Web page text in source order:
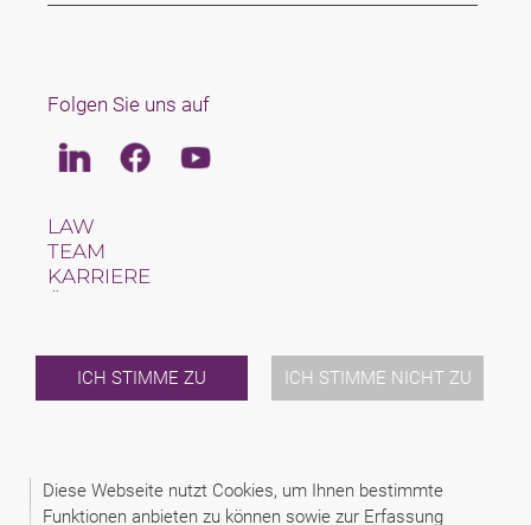
Diese Webseite nutzt Cookies, um Ihnen bestimmte
Funktionen anbieten zu können sowie zur Erfassung
ICH STIMME ZU ICH STIMME NICHT ZU
Folgen Sie uns auf
LinkedinFacebookYoutube
LAW
TEAM
KARRIERE
NEWS & JUSFUL
VERANSTALTUNGEN
KONTAKT
DISCLAIMER
DATENSCHUTZINFORMATIONEN